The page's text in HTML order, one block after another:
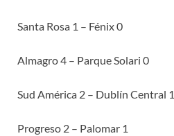
Santa Rosa 1 – Fénix 0
Almagro 4 – Parque Solari 0
Sud América 2 – Dublín Central 1
Progreso 2 – Palomar 1